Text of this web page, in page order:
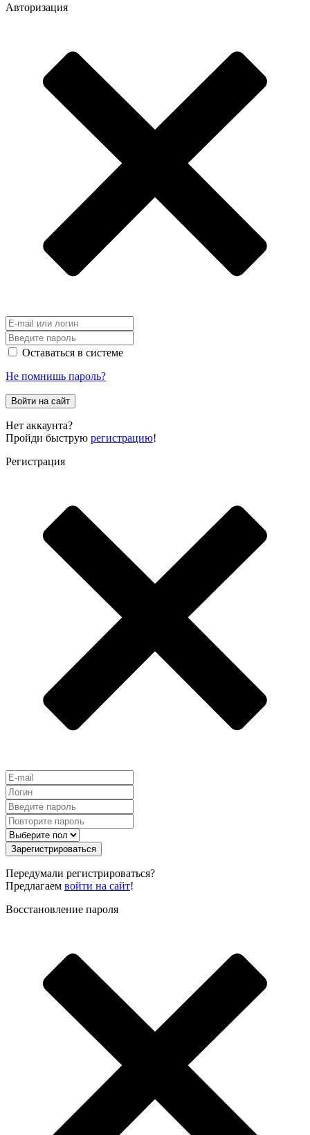
Авторизация
Оставаться в системе
Не помнишь пароль?
Войти на сайт
Нет аккаунта?
Пройди быструю регистрацию!
Регистрация
Зарегистрироваться
Передумали регистрироваться?
Предлагаем войти на сайт!
Восстановление пароля